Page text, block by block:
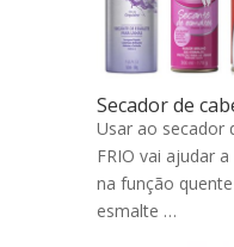
Secador de
Usar ao secador
FRIO vai ajudar
na função
esmalte …